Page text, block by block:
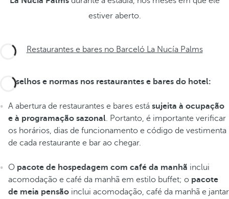
estiver aberto.
Restaurantes e bares no Barceló La Nucía Palms
Conselhos e normas nos restaurantes e bares do hotel:
A abertura de restaurantes e bares está sujeita à ocupação
e à programação sazonal. Portanto, é importante verificar
os horários, dias de funcionamento e código de vestimenta
de cada restaurante e bar ao chegar.
O pacote de hospedagem com café da manhã inclui
acomodação e café da manhã em estilo buffet; o pacote
de meia pensão inclui acomodação, café da manhã e jantar